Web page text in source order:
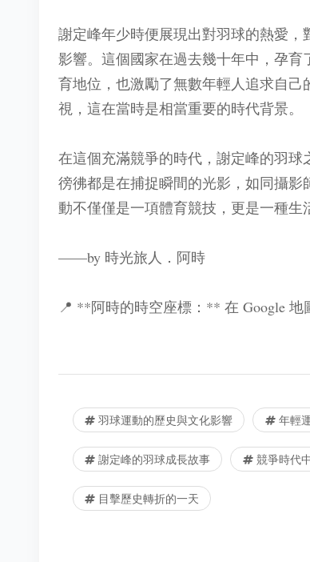
謝定峰年少時便展現出對羽球的熱愛
影響。這個國家在過去幾十年中，孕
育地位，也激勵了無數年輕人追求自
視，這在當時是相當重要的時代背景。
在這個充滿競爭的時代，謝定峰的羽球
徬彿都是在捕捉瞬間的光影，如同攝
動不僅僅是一項體育競技，更是一種生
——by 時光旅人．阿時
📍 **阿時的時空座標：** 在 Google
羽球運動的歷史與文化影響 年輕
謝定峰的羽球成長故事 競爭時代
目擊歷史轉折的一天